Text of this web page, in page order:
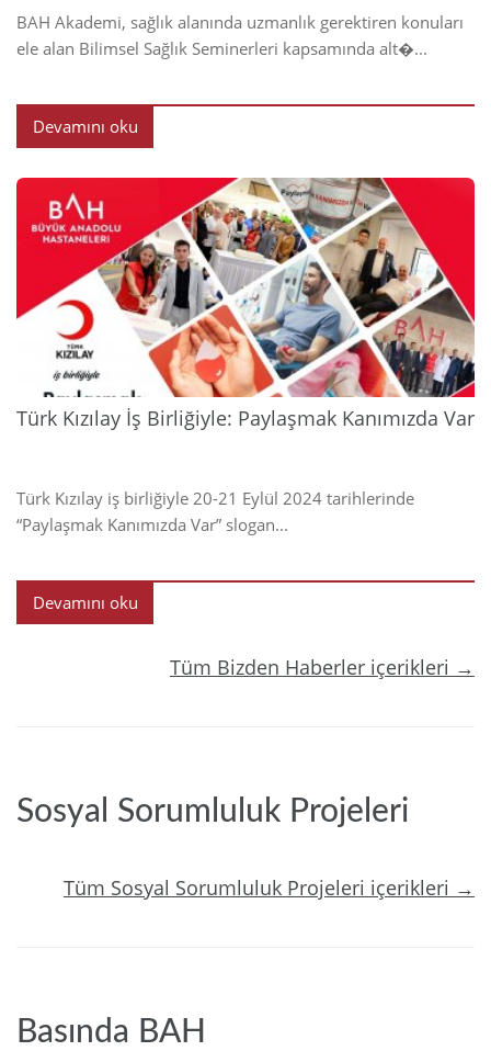
BAH Akademi, sağlık alanında uzmanlık gerektiren konuları
ele alan Bilimsel Sağlık Seminerleri kapsamında alt�...
Devamını oku
2024
Türk Kızılay İş Birliğiyle: Paylaşmak Kanımızda Var
Türk Kızılay iş birliğiyle 20-21 Eylül 2024 tarihlerinde
“Paylaşmak Kanımızda Var” slogan...
Devamını oku
Tüm Bizden Haberler içerikleri →
Sosyal Sorumluluk Projeleri
Tüm Sosyal Sorumluluk Projeleri içerikleri →
Basında BAH